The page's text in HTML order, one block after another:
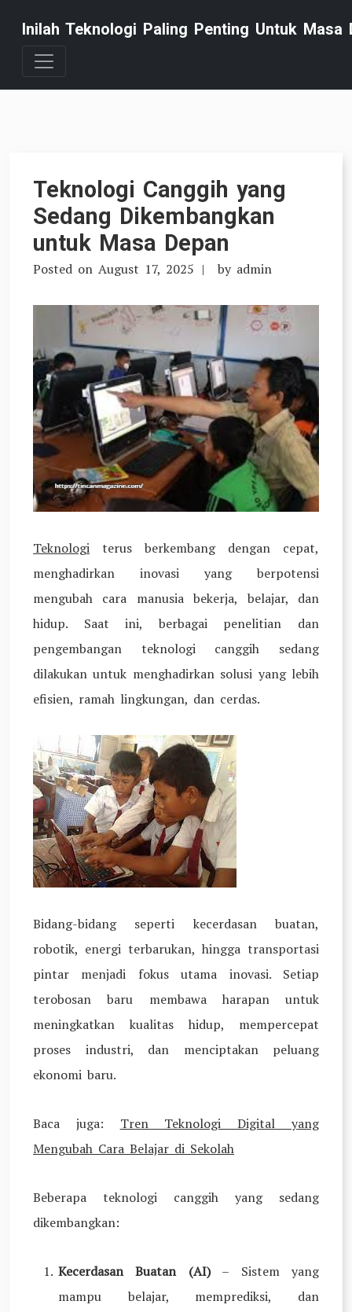
content
Inilah Teknologi Paling Penting Untuk Masa
Teknologi Canggih yang
Sedang Dikembangkan
untuk Masa Depan
Posted on August 17, 2025 by admin
Teknologi terus berkembang dengan cepat,
menghadirkan inovasi yang berpotensi
mengubah cara manusia bekerja, belajar, dan
hidup. Saat ini, berbagai penelitian dan
pengembangan teknologi canggih sedang
dilakukan untuk menghadirkan solusi yang lebih
efisien, ramah lingkungan, dan cerdas.
Bidang-bidang seperti kecerdasan buatan,
robotik, energi terbarukan, hingga transportasi
pintar menjadi fokus utama inovasi. Setiap
terobosan baru membawa harapan untuk
meningkatkan kualitas hidup, mempercepat
proses industri, dan menciptakan peluang
ekonomi baru.
Baca juga: Tren Teknologi Digital yang
Mengubah Cara Belajar di Sekolah
Beberapa teknologi canggih yang sedang
dikembangkan:
Kecerdasan Buatan (AI)– Sistem yang
mampu belajar, memprediksi, dan